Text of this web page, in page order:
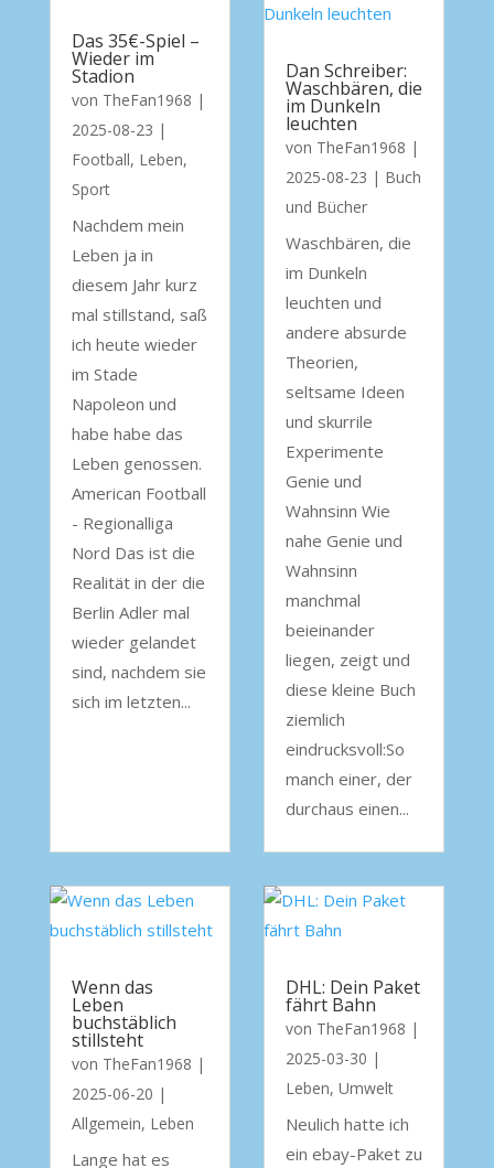
Das 35€-Spiel –
Wieder im
Stadion
von TheFan1968 |
2025-08-23 |
Football, Leben,
Sport
Nachdem mein
Leben ja in
diesem Jahr kurz
mal stillstand, saß
ich heute wieder
im Stade
Napoleon und
habe habe das
Leben genossen.
American Football
- Regionalliga
Nord Das ist die
Realität in der die
Berlin Adler mal
wieder gelandet
sind, nachdem sie
sich im letzten...
Dan Schreiber:
Waschbären, die
im Dunkeln
leuchten
von TheFan1968 |
2025-08-23 | Buch
und Bücher
Waschbären, die
im Dunkeln
leuchten und
andere absurde
Theorien,
seltsame Ideen
und skurrile
Experimente
Genie und
Wahnsinn Wie
nahe Genie und
Wahnsinn
manchmal
beieinander
liegen, zeigt und
diese kleine Buch
ziemlich
eindrucksvoll:So
manch einer, der
durchaus einen...
Wenn das
Leben
buchstäblich
stillsteht
von TheFan1968 |
2025-06-20 |
Allgemein, Leben
Lange hat es
DHL: Dein Paket
fährt Bahn
von TheFan1968 |
2025-03-30 |
Leben, Umwelt
Neulich hatte ich
ein ebay-Paket zu